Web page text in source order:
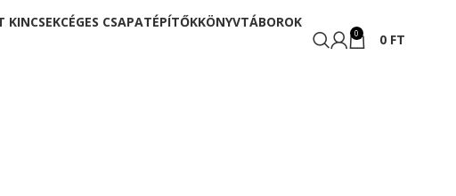
KINCSEKCÉGES CSAPATÉPÍTŐKKÖNYVTÁBOROK
0 0 FT